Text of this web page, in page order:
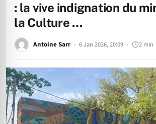
: la vive indignation du
la Culture …
Antoine Sarr 6 Jan 2026, 20:09 2 min